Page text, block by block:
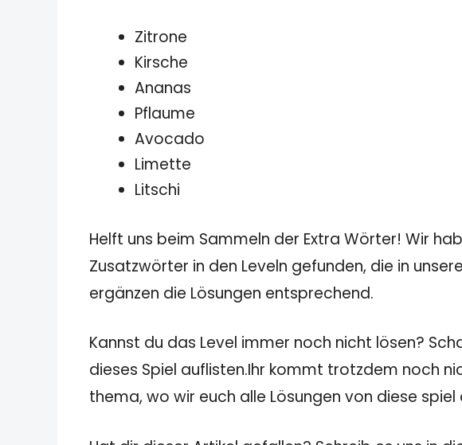
Zitrone
Kirsche
Ananas
Pflaume
Avocado
Limette
Litschi
Helft uns beim Sammeln der Extra Wörter! Wir
Zusatzwörter in den Leveln gefunden, die in
ergänzen die Lösungen entsprechend.
Kannst du das Level immer noch nicht lösen?
dieses Spiel auflisten.Ihr kommt trotzdem noch
thema, wo wir euch alle Lösungen von diese spiel